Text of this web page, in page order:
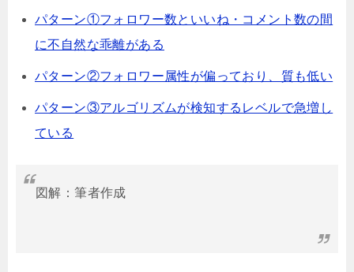
パターン①フォロワー数といいね・コメント数の間
に不自然な乖離がある
パターン②フォロワー属性が偏っており、質も低い
パターン③アルゴリズムが検知するレベルで急増し
ている
図解：筆者作成